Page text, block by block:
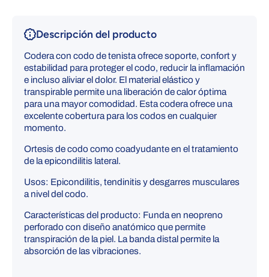
Descripción del producto
Codera con codo de tenista ofrece soporte, confort y
estabilidad para proteger el codo, reducir la inflamación
e incluso aliviar el dolor. El material elástico y
transpirable permite una liberación de calor óptima
para una mayor comodidad. Esta codera ofrece una
excelente cobertura para los codos en cualquier
momento.
Ortesis de codo como coadyudante en el tratamiento
de la epicondilitis lateral.
Usos: Epicondilitis, tendinitis y desgarres musculares
a nivel del codo.
Características del producto: Funda en neopreno
perforado con diseño anatómico que permite
transpiración de la piel. La banda distal permite la
absorción de las vibraciones.